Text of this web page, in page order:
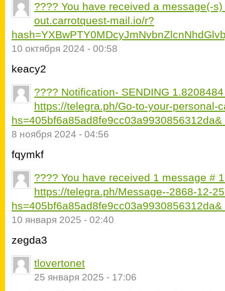
???? You have received a message(-
out.carrotquest-mail.io/r?
10 октября 2024 - 00:58
keacy2
???? Notification- SENDING
https://telegra.ph/Go-to-your-personal-
hs=405bf6a85ad8fe9cc03a9930856312da&
8 ноября 2024 - 04:56
fqymkf
???? You have received 1 message #
https://telegra.ph/Message--2868-12-
hs=405bf6a85ad8fe9cc03a9930856312da&
10 января 2025 - 02:40
zegda3
tlovertonet
25 января 2025 - 17:06